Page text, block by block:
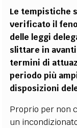
Le tempistiche
verificato il
delle leggi
slittare in
termini di
periodo più
disposizioni
Proprio per non
un